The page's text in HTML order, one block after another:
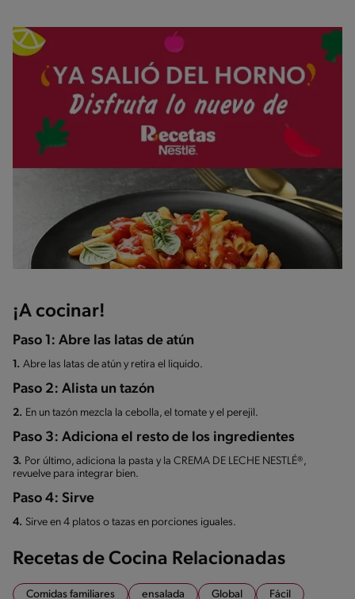
¡A cocinar!
Paso 1: Abre las latas de atún
1. Abre las latas de atún y retira el liquido.
Paso 2: Alista un tazón
2. En un tazón mezcla la cebolla, el tomate y el perejil.
Paso 3: Adiciona el resto de los ingredientes
3. Por último, adiciona la pasta y la CREMA DE LECHE NESTLÉ®,
revuelve para integrar bien.
Paso 4: Sirve
4. Sirve en 4 platos o tazas en porciones iguales.
Recetas de Cocina Relacionadas
Comidas familiares ensalada Global Fácil